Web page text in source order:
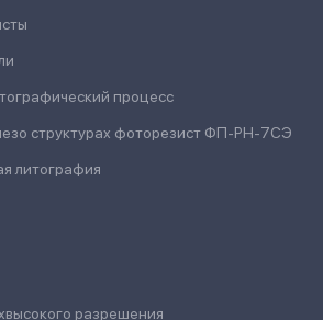
процесс
структурах фоторезист ФП-РН-7СЭ
литография
разрешения